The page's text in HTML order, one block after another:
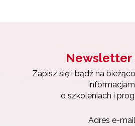
Newsletter
Zapisz się i bądź na
o szkoleniach i
Adres e-